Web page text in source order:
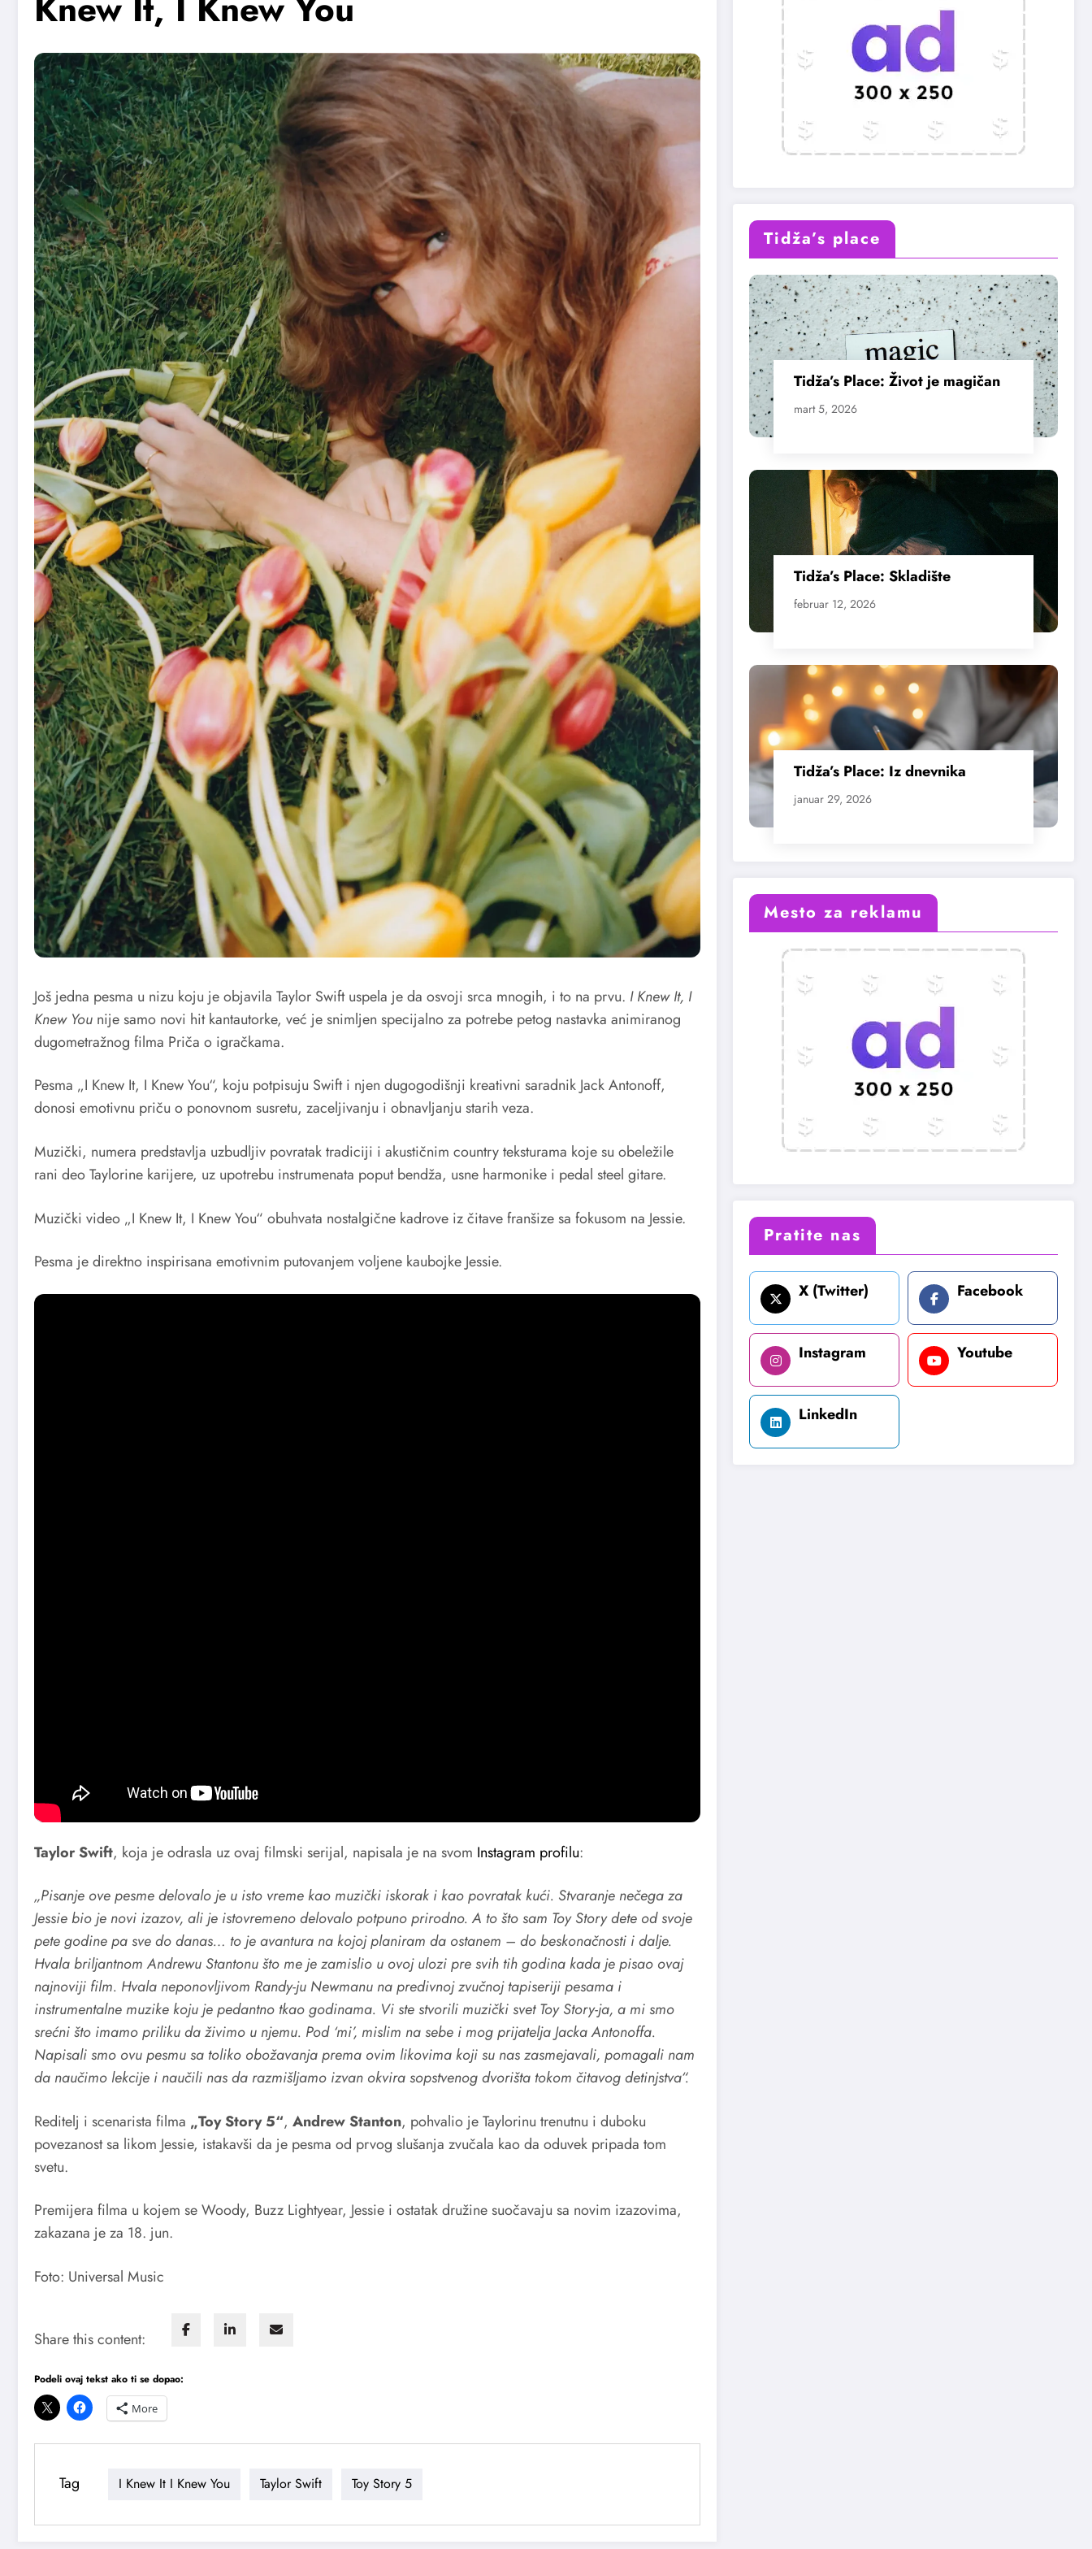
Još jedna pesma u nizu koju je objavila Taylor Swift uspela je da osvoji srca mnogih, i to na prvu. I Knew It, I
Knew You nije samo novi hit kantautorke, već je snimljen specijalno za potrebe petog nastavka animiranog
dugometražnog filma Priča o igračkama.
Pesma „I Knew It, I Knew You“, koju potpisuju Swift i njen dugogodišnji kreativni saradnik Jack Antonoff,
donosi emotivnu priču o ponovnom susretu, zaceljivanju i obnavljanju starih veza.
Muzički, numera predstavlja uzbudljiv povratak tradiciji i akustičnim country teksturama koje su obeležile
rani deo Taylorine karijere, uz upotrebu instrumenata poput bendža, usne harmonike i pedal steel gitare.
Muzički video „I Knew It, I Knew You“ obuhvata nostalgične kadrove iz čitave franšize sa fokusom na Jessie.
Pesma je direktno inspirisana emotivnim putovanjem voljene kaubojke Jessie.
Taylor Swift, koja je odrasla uz ovaj filmski serijal, napisala je na svom Instagram profilu:
„Pisanje ove pesme delovalo je u isto vreme kao muzički iskorak i kao povratak kući. Stvaranje nečega za
Jessie bio je novi izazov, ali je istovremeno delovalo potpuno prirodno. A to što sam Toy Story dete od svoje
pete godine pa sve do danas… to je avantura na kojoj planiram da ostanem – do beskonačnosti i dalje.
Hvala briljantnom Andrewu Stantonu što me je zamislio u ovoj ulozi pre svih tih godina kada je pisao ovaj
najnoviji film. Hvala neponovljivom Randy-ju Newmanu na predivnoj zvučnoj tapiseriji pesama i
instrumentalne muzike koju je pedantno tkao godinama. Vi ste stvorili muzički svet Toy Story-ja, a mi smo
srećni što imamo priliku da živimo u njemu. Pod ‘mi’, mislim na sebe i mog prijatelja Jacka Antonoffa.
Napisali smo ovu pesmu sa toliko obožavanja prema ovim likovima koji su nas zasmejavali, pomagali nam
da naučimo lekcije i naučili nas da razmišljamo izvan okvira sopstvenog dvorišta tokom čitavog detinjstva“.
Reditelj i scenarista filma „Toy Story 5“, Andrew Stanton, pohvalio je Taylorinu trenutnu i duboku
povezanost sa likom Jessie, istakavši da je pesma od prvog slušanja zvučala kao da oduvek pripada tom
svetu.
Premijera filma u kojem se Woody, Buzz Lightyear, Jessie i ostatak družine suočavaju sa novim izazovima,
zakazana je za 18. jun.
Foto: Universal Music
Share this content:
Podeli ovaj tekst ako ti se dopao:
More
Tag I Knew It I Knew You Taylor Swift Toy Story 5
Tidža’s place
Tidža’s Place: Život je magičan
mart 5, 2026
Tidža’s Place: Skladište
februar 12, 2026
Tidža’s Place: Iz dnevnika
januar 29, 2026
Mesto za reklamu
Pratite nas
X (Twitter) Facebook
Instagram Youtube
LinkedIn